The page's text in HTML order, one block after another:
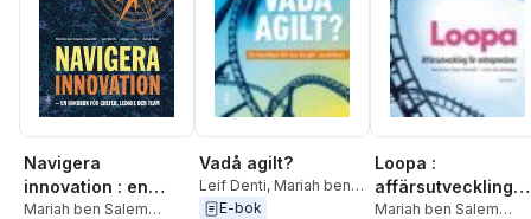
Navigera
innovation : en
handbok för
Mariah ben Salem
Vadå agilt?
Leif Denti, Mariah ben
Salem Dynehäll
E-bok
Loopa :
affärsutveckling
för entreprenörer
Mariah ben Salem